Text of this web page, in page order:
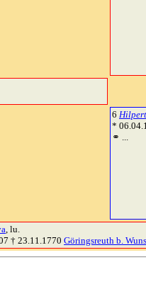
6 Hilpert
*
⚭ ...
, lu.
† 23.11.1770 Göringsreuth b.